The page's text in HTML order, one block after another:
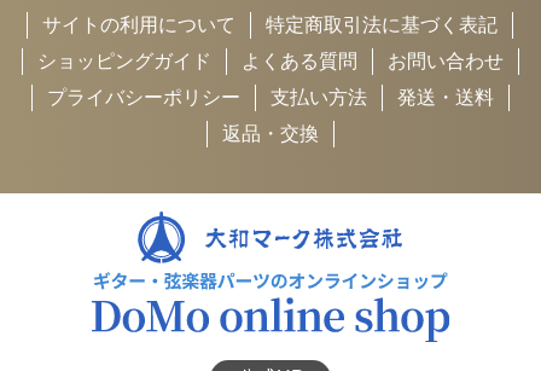
サイトの利用について
特定商取引法に基づく表記
ショッピングガイド
よくある質問
お問い合わせ
プライバシーポリシー
支払い方法
発送・送料
返品・交換